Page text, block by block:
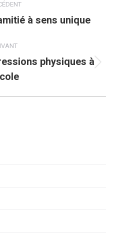
Article
:
à sens unique
Article
suivant
:
physiques à